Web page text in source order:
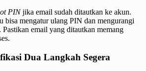
PINjika email sudah ditautkan ke akun.
bisa mengatur ulang PIN dan mengurangi
email yang ditautkan memang
Dua Langkah Segera